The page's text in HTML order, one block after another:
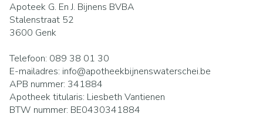
Apoteek G. En J. Bijnens BVBA
Stalenstraat 52
3600 Genk
Telefoon: 089 38 01 30
E-mailadres: info@apotheekbijnenswaterschei.be
APB nummer: 341884
Apotheek titularis: Liesbeth Vantienen
BTW nummer: BE0430341884